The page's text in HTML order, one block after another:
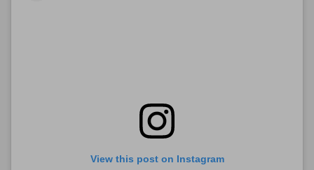
View this post on Instagram